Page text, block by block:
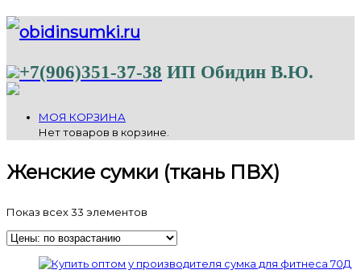
+7(906)351-37-38 ИП Обидин В.Ю.
МОЯ КОРЗИНА
Нет товаров в корзине.
Женские сумки (ткань ПВХ)
Показ всех 33 элементов